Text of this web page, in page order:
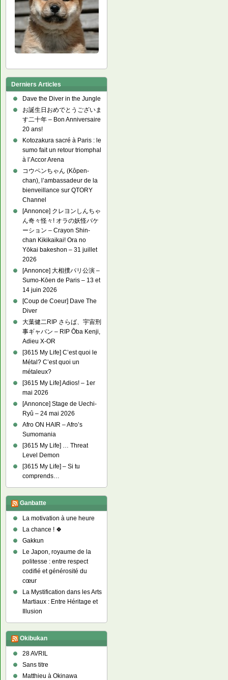
Derniers Articles
Dave the Diver in the Jungle
お誕生日おめでとうございま
す二十年 – Bon Anniversaire
20 ans!
Kotozakura sacré à Paris : le
sumo fait un retour triomphal
à l’Accor Arena
コウペンちゃん (Kôpen-
chan), l’ambassadeur de la
bienveillance sur QTORY
Channel
[Annonce] クレヨンしんちゃ
ん奇々怪々! オラの妖怪バケ
ーション – Crayon Shin-
chan Kikikaikai! Ora no
Yōkai bakeshon – 31 juillet
2026
[Annonce] 大相撲パリ公演 –
Sumo-Kōen de Paris – 13 et
14 juin 2026
[Coup de Coeur] Dave The
Diver
大葉健二RIP さらば、宇宙刑
事ギャバン – RIP Ōba Kenji,
Adieu X-OR
[3615 My Life] C’est quoi le
Métal? C’est quoi un
métaleux?
[3615 My Life] Adios! – 1er
mai 2026
[Annonce] Stage de Uechi-
Ryû – 24 mai 2026
Afro ON HAIR – Afro’s
Sumomania
[3615 My Life] … Threat
Level Demon
[3615 My Life] – Si tu
comprends…
Ganbatte
La motivation à une heure
La chance ! 🍀
Gakkun
Le Japon, royaume de la
politesse : entre respect
codifié et générosité du
cœur
La Mystification dans les Arts
Martiaux : Entre Héritage et
Illusion
Okibukan
28 AVRIL
Sans titre
Matthieu à Okinawa